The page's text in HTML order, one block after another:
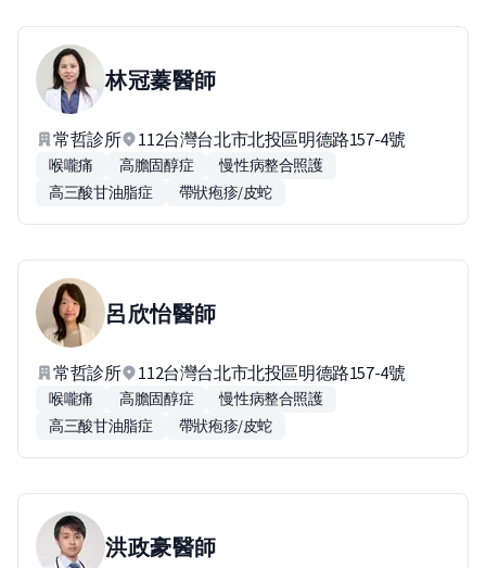
林冠蓁醫師
常哲診所 112台灣台北市北投區明德路157-4號
喉嚨痛 高膽固醇症
慢性病整合照護
高三酸甘油脂症
帶狀疱疹/皮蛇
呂欣怡醫師
常哲診所 112台灣台北市北投區明德路157-4號
喉嚨痛 高膽固醇症
慢性病整合照護
高三酸甘油脂症
帶狀疱疹/皮蛇
洪政豪醫師